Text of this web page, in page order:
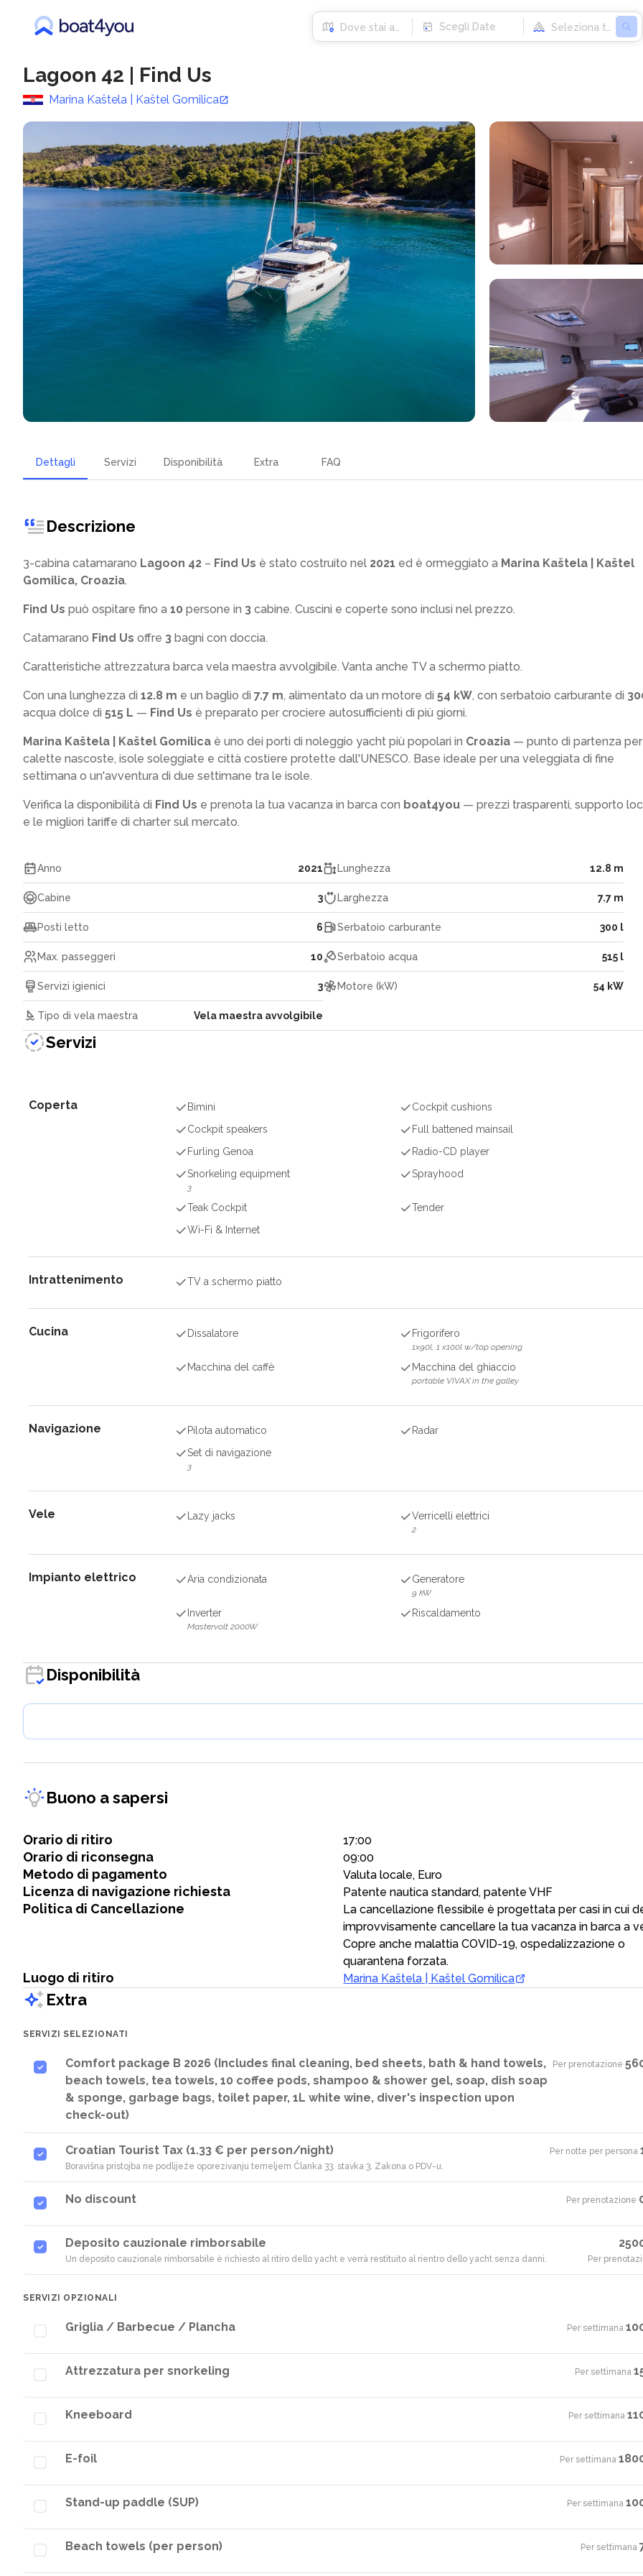
Scegli Date
Lagoon 42 | Find Us
Marina Kaštela | Kaštel Gomilica
Dettagli Servizi Disponibilità Extra FAQ
Descrizione
3-cabina catamarano Lagoon 42 – Find Us è stato costruito nel 2021 ed è ormeggiato a Marina Kaštela | Kaštel
Gomilica, Croazia.
Find Us può ospitare fino a 10 persone in 3 cabine. Cuscini e coperte sono inclusi nel prezzo.
Catamarano Find Us offre 3 bagni con doccia.
Caratteristiche attrezzatura barca vela maestra avvolgibile. Vanta anche TV a schermo piatto.
Con una lunghezza di 12.8 m e un baglio di 7.7 m, alimentato da un motore di 54 kW, con serbatoio carburante di
acqua dolce di 515 L — Find Us è preparato per crociere autosufficienti di più giorni.
Marina Kaštela | Kaštel Gomilica è uno dei porti di noleggio yacht più popolari in Croazia — punto di partenza per
calette nascoste, isole soleggiate e città costiere protette dall'UNESCO. Base ideale per una veleggiata di fine
settimana o un'avventura di due settimane tra le isole.
Verifica la disponibilità di Find Us e prenota la tua vacanza in barca con boat4you — prezzi trasparenti, supporto
e le migliori tariffe di charter sul mercato.
Anno 2021
Cabine 3
Posti letto 6
Max. passeggeri 10
Servizi igienici 3
Tipo di vela maestra Vela maestra avvolgibile
Lunghezza 12.8 m
Larghezza 7.7 m
Serbatoio carburante 300 l
Serbatoio acqua 515 l
Motore (kW) 54 kW
Servizi
Coperta Bimini
Cockpit cushions
Cockpit speakers
Full battened mainsail
Furling Genoa
Radio-CD player
Snorkeling equipment
3
Sprayhood
Teak Cockpit
Tender
Wi-Fi & Internet
Intrattenimento TV a schermo piatto
Cucina Dissalatore Frigorifero
1x90l, 1 x100l w/top opening
Macchina del caffè Macchina del ghiaccio
portable VIVAX in the galley
Navigazione Pilota automatico
Radar
Set di navigazione
3
Vele Lazy jacks Verricelli elettrici
2
Impianto elettrico Aria condizionata Generatore
9 kW
Inverter
Mastervolt 2000W
Riscaldamento
Disponibilità
Buono a sapersi
Orario di ritiro 17:00
Orario di riconsegna 09:00
Metodo di pagamento Valuta locale, Euro
Licenza di navigazione richiesta Patente nautica standard, patente VHF
Politica di Cancellazione
La cancellazione flessibile è progettata per casi in cui
improvvisamente cancellare la tua vacanza in barca a
Copre anche malattia COVID-19, ospedalizzazione o
quarantena forzata.
Luogo di ritiro Marina Kaštela | Kaštel Gomilica
Extra
SERVIZI SELEZIONATI
Comfort package B 2026 (Includes final cleaning, bed sheets, bath & hand towels,
beach towels, tea towels, 10 coffee pods, shampoo & shower gel, soap, dish soap
& sponge, garbage bags, toilet paper, 1L white wine, diver's inspection upon
check-out)
Per prenotazione·
Croatian Tourist Tax (1.33 € per person/night)
Boravišna pristojba ne podliježe oporezivanju temeljem Članka 33. stavka 3. Zakona o PDV-u.
Per notte per persona·
No discount Per prenotazione·
Deposito cauzionale rimborsabile
Un deposito cauzionale rimborsabile è richiesto al ritiro dello yacht e verrà restituito al rientro dello yacht senza danni. Per
SERVIZI OPZIONALI
Griglia / Barbecue / Plancha Per settimana·
Attrezzatura per snorkeling Per settimana·
Kneeboard Per settimana·
E-foil Per settimana·
Stand-up paddle (SUP) Per settimana·
Beach towels (per person) Per settimana·